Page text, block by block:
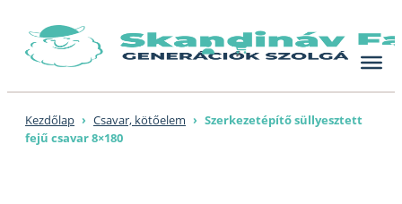
content
Kezdőlap › Csavar, kötőelem › Szerkezetépítő süllyesztett
fejű csavar 8×180